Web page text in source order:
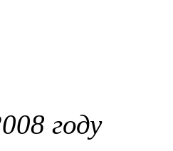
году